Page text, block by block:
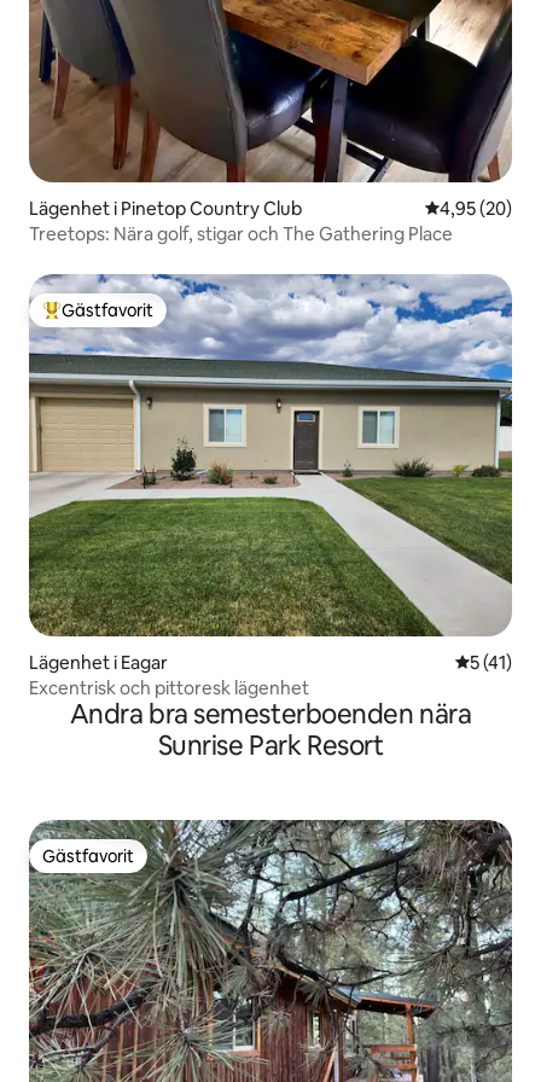
Lägenhet i Pinetop Country Club 4,95 av 5 i
4,95 (20)
Treetops: Nära golf, stigar och The Gathering Place
Populär gästfavorit
Gästfavorit
Lägenhet i Eagar 5 av 5 i
5 (41)
Excentrisk och pittoresk lägenhet
Andra bra semesterboenden nära
Sunrise Park Resort
Gästfavorit
Gästfavorit